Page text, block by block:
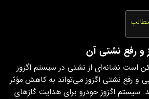
و رفع نشتی آن
است نشانه‌ای از نشتی در سیستم اگزوز
و رفع نشتی اگزوز می‌تواند به کاهش مؤثر
سیستم اگزوز خودرو برای هدایت گازهای